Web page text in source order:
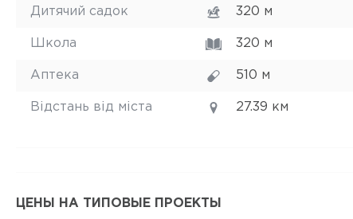
Дитячий садок 320 м
Школа 320 м
Аптека 510 м
Відстань від міста 27.39 км
ЦЕНЫ НА ТИПОВЫЕ ПРОЕКТЫ